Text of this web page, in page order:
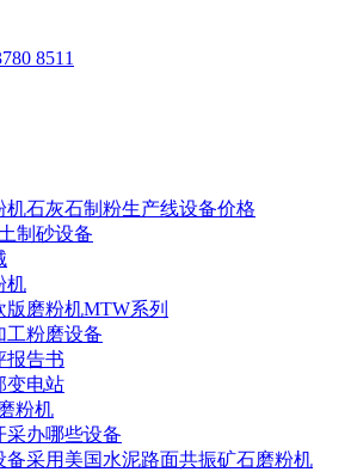
8511
机石灰石制粉生产线设备价格
制砂设备
机
版磨粉机MTW系列
工粉磨设备
报告书
变电站
粉机
采办哪些设备
备采用美国水泥路面共振矿石磨粉机